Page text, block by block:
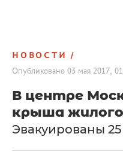
НОВОСТИ
Опубликовано 03 мая 2017,
В центре
крыша
Эвакуированы